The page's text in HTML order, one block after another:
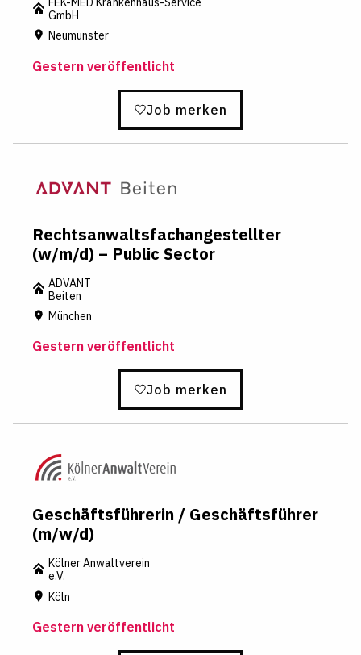
GmbH
Neumünster
Gestern veröffentlicht
Job merken
Rechtsanwaltsfachangestellter
(w/m/d) – Public Sector
ADVANT
Beiten
München
Gestern veröffentlicht
Job merken
Geschäftsführerin / Geschäftsführer
(m/w/d)
Kölner Anwaltverein
e.V.
Köln
Gestern veröffentlicht